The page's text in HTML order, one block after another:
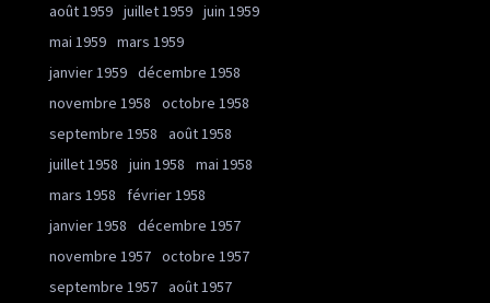
août 1959 juillet 1959 juin 1959
mai 1959 mars 1959
janvier 1959 décembre 1958
novembre 1958
octobre 1958
septembre 1958
août 1958
juillet 1958
juin 1958
mai 1958
mars 1958
février 1958
janvier 1958
décembre 1957
novembre 1957 octobre 1957
septembre 1957 août 1957